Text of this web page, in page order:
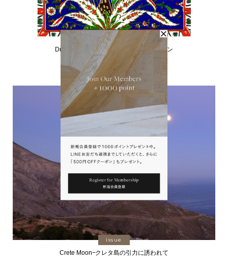
issue
Drops−秋の装いを昇華するカラーストーン
issue
Crete Moon−クレタ島の引力に誘われて